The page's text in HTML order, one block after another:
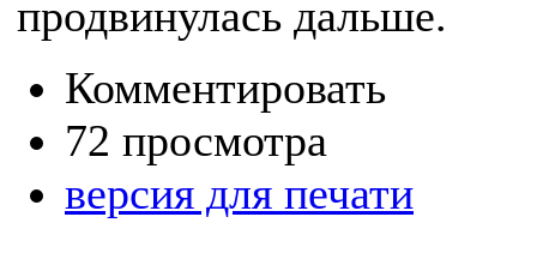
продвинулась дальше.
Комментировать
72 просмотра
версия для печати